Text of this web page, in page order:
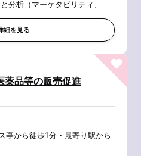
分析（マーケタビリティ、パ
ーミング開発 ・パッケージ開
細を見る
薬品等の販売促進
亭から徒歩1分・最寄り駅から